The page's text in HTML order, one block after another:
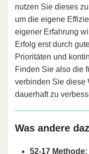
nutzen Sie dieses
um die eigene
eigener Erfahrung
Erfolg erst durch
Prioritäten und
Finden Sie also die
verbinden Sie diese
dauerhaft zu
Was andere
52-17 Methode: